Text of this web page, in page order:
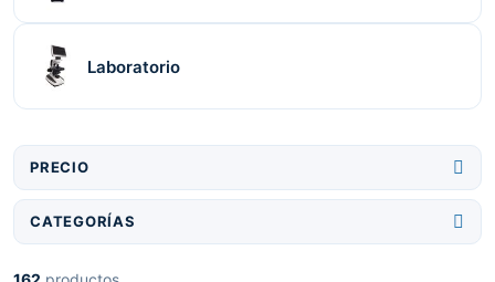
Laboratorio
PRECIO 
CATEGORÍAS 